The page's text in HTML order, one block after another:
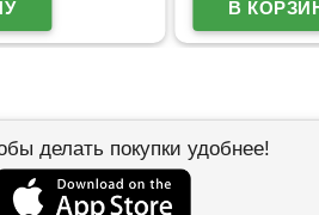
делать покупки удобнее!